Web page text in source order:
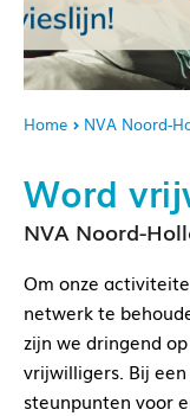
Home NVA Noord-
Word
NVA Noord-
Om onze
netwerk te
zijn we dringend
vrijwilligers. Bij
steunpunten voor